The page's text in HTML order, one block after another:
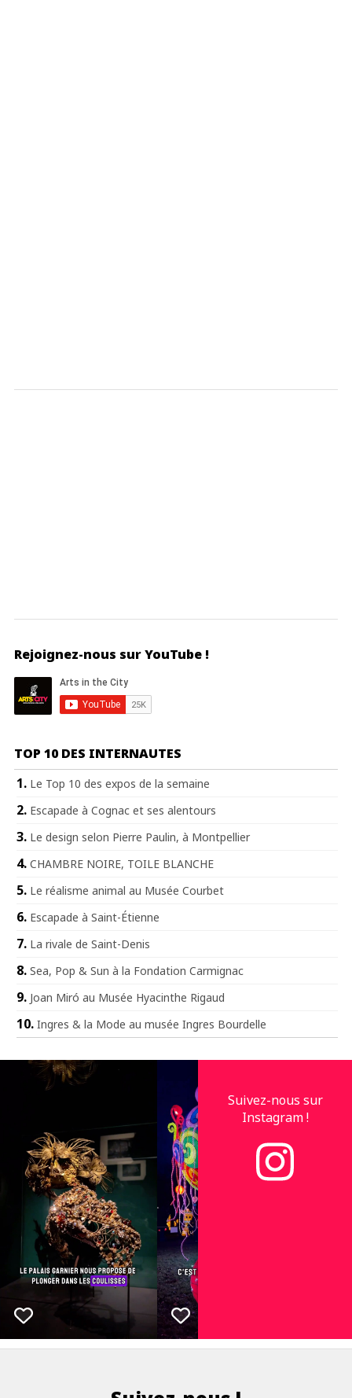
Rejoignez-nous sur YouTube !
TOP 10 DES INTERNAUTES
Le Top 10 des expos de la semaine
Escapade à Cognac et ses alentours
Le design selon Pierre Paulin, à Montpellier
CHAMBRE NOIRE, TOILE BLANCHE
Le réalisme animal au Musée Courbet
Escapade à Saint-Étienne
La rivale de Saint-Denis
Sea, Pop & Sun à la Fondation Carmignac
Joan Miró au Musée Hyacinthe Rigaud
Ingres & la Mode au musée Ingres Bourdelle
Suivez-nous sur
Instagram !